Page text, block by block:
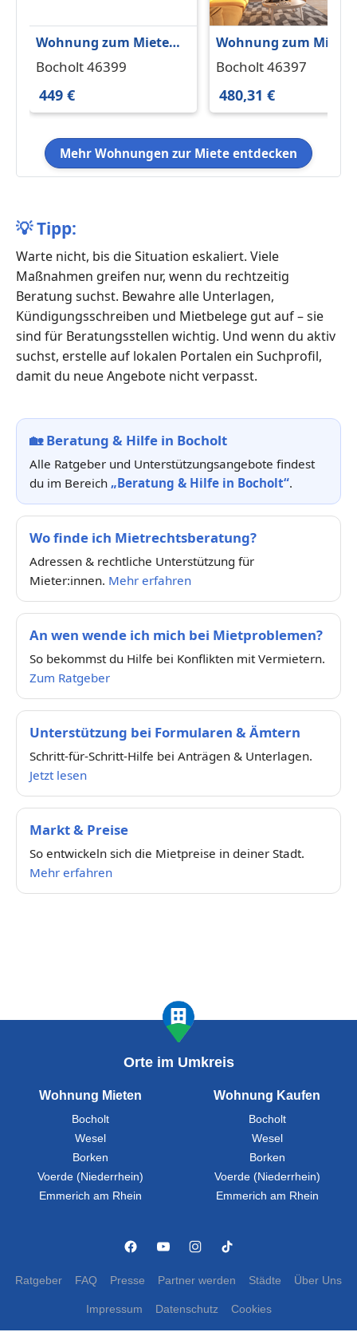
Wohnung zum Mieten
in Bocholt 449 € 20 m²
Bocholt 46399
449 €
Wohnung zum Mieten
in Bocholt 480,31 €
Bocholt 46397
480,31 €
Mehr Wohnungen zur Miete entdecken
💡Tipp:
Warte nicht, bis die Situation eskaliert. Viele
Maßnahmen greifen nur, wenn du rechtzeitig
Beratung suchst. Bewahre alle Unterlagen,
Kündigungsschreiben und Mietbelege gut auf – sie
sind für Beratungsstellen wichtig. Und wenn du aktiv
suchst, erstelle auf lokalen Portalen ein Suchprofil,
damit du neue Angebote nicht verpasst.
🏡Beratung & Hilfe in Bocholt
Alle Ratgeber und Unterstützungsangebote findest
du im Bereich „Beratung & Hilfe in Bocholt“.
Wo finde ich Mietrechtsberatung?
Adressen & rechtliche Unterstützung für
Mieter:innen. Mehr erfahren
An wen wende ich mich bei Mietproblemen?
So bekommst du Hilfe bei Konflikten mit Vermietern.
Zum Ratgeber
Unterstützung bei Formularen & Ämtern
Schritt-für-Schritt-Hilfe bei Anträgen & Unterlagen.
Jetzt lesen
Markt & Preise
So entwickeln sich die Mietpreise in deiner Stadt.
Mehr erfahren
Orte im Umkreis
Wohnung Mieten
Bocholt
Wesel
Borken
Voerde (Niederrhein)
Emmerich am Rhein
Wohnung Kaufen
Bocholt
Wesel
Borken
Voerde (Niederrhein)
Emmerich am Rhein
Ratgeber FAQ Presse Partner werden Städte Über Uns
Impressum Datenschutz Cookies